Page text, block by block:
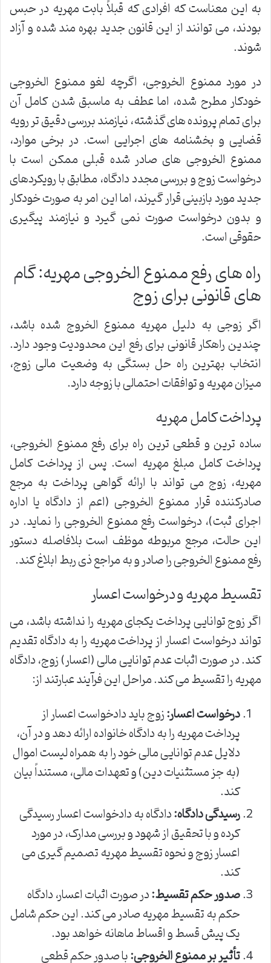
به این معناست که افرادی که قبلاً بابت مهریه در حبس
بودند، می توانند از این قانون جدید بهره مند شده و آزاد
شوند.
در مورد ممنوع الخروجی، اگرچه لغو ممنوع الخروجی
خودکار مطرح شده، اما عطف به ماسبق شدن کامل آن
برای تمام پرونده های گذشته، نیازمند بررسی دقیق تر رویه
قضایی و بخشنامه های اجرایی است. در برخی موارد،
ممنوع الخروجی های صادر شده قبلی ممکن است با
درخواست زوج و بررسی مجدد دادگاه، مطابق با رویکردهای
جدید مورد بازبینی قرار گیرند، اما این امر به صورت خودکار
و بدون درخواست صورت نمی گیرد و نیازمند پیگیری
حقوقی است.
راه های رفع ممنوع الخروجی مهریه: گام
های قانونی برای زوج
اگر زوجی به دلیل مهریه ممنوع الخروج شده باشد،
چندین راهکار قانونی برای رفع این محدودیت وجود دارد.
انتخاب بهترین راه حل بستگی به وضعیت مالی زوج،
میزان مهریه و توافقات احتمالی با زوجه دارد.
پرداخت کامل مهریه
ساده ترین و قطعی ترین راه برای رفع ممنوع الخروجی،
پرداخت کامل مبلغ مهریه است. پس از پرداخت کامل
مهریه، زوج می تواند با ارائه گواهی پرداخت به مرجع
صادرکننده قرار ممنوع الخروجی (اعم از دادگاه یا اداره
اجرای ثبت)، درخواست رفع ممنوع الخروجی را نماید. در
این حالت، مرجع مربوطه موظف است بلافاصله دستور
رفع ممنوع الخروجی را صادر و به مراجع ذی ربط ابلاغ کند.
تقسیط مهریه و درخواست اعسار
اگر زوج توانایی پرداخت یکجای مهریه را نداشته باشد، می
تواند درخواست اعسار از پرداخت مهریه را به دادگاه تقدیم
کند. در صورت اثبات عدم توانایی مالی (اعسار) زوج، دادگاه
مهریه را تقسیط می کند. مراحل این فرآیند عبارتند از:
درخواست اعسار:زوج باید دادخواست اعسار از
پرداخت مهریه را به دادگاه خانواده ارائه دهد و در آن،
دلایل عدم توانایی مالی خود را به همراه لیست اموال
(به جز مستثنیات دین) و تعهدات مالی، مستنداً بیان
کند.
رسیدگی دادگاه:دادگاه به دادخواست اعسار رسیدگی
کرده و با تحقیق از شهود و بررسی مدارک، در مورد
اعسار زوج و نحوه تقسیط مهریه تصمیم گیری می
کند.
صدور حکم تقسیط:در صورت اثبات اعسار، دادگاه
حکم به تقسیط مهریه صادر می کند. این حکم شامل
یک پیش قسط و اقساط ماهانه خواهد بود.
تأثیر بر ممنوع الخروجی:با صدور حکم قطعی